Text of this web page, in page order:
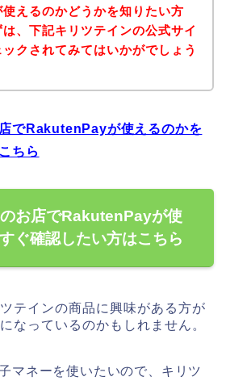
えるのかどうかを知りたい方
は、下記キリツテインの公式サイ
ックされてみてはいかがでしょう
でRakutenPayが使えるのかを
ちら
お店でRakutenPayが使
ぐ確認したい方はこちら
テインの商品に興味がある方が
なっているのかもしれません。
マネーを使いたいので、キリツ